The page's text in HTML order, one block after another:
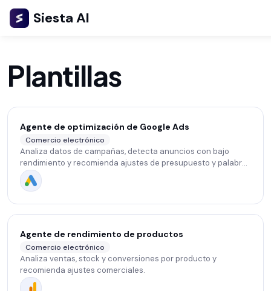
Siesta AI
Plantillas
Agente de optimización de Google Ads
Comercio electrónico
Analiza datos de campañas, detecta anuncios con bajo
rendimiento y recomienda ajustes de presupuesto y palabras
clave.
Agente de rendimiento de productos
Comercio electrónico
Analiza ventas, stock y conversiones por producto y
recomienda ajustes comerciales.